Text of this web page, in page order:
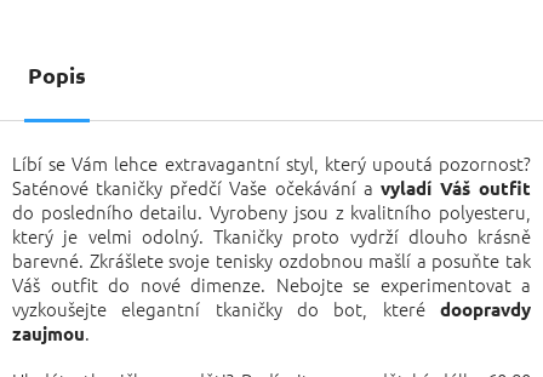
Popis
Líbí se Vám lehce extravagantní styl, který upoutá pozornost?
Saténové tkaničky předčí Vaše očekávání a vyladí Váš outfit
do posledního detailu. Vyrobeny jsou z kvalitního polyesteru,
který je velmi odolný. Tkaničky proto vydrží dlouho krásně
barevné. Zkrášlete svoje tenisky ozdobnou mašlí a posuňte tak
Váš outfit do nové dimenze. Nebojte se experimentovat a
vyzkoušejte elegantní tkaničky do bot, které doopravdy
zaujmou.